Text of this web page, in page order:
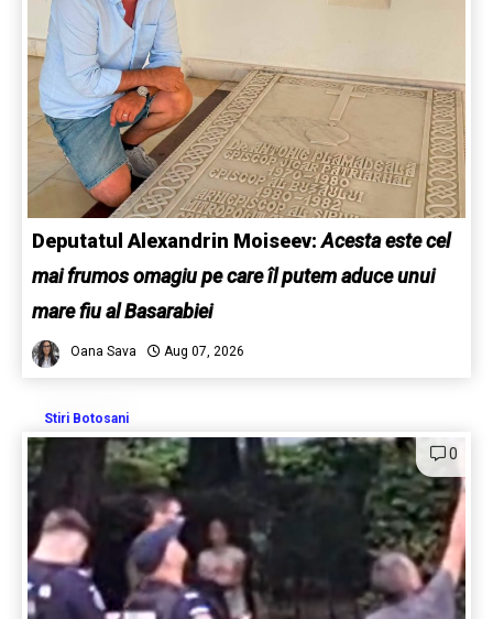
Deputatul Alexandrin Moiseev:Acesta este cel
mai frumos omagiu pe care îl putem aduce unui
mare fiu al Basarabiei
Oana Sava Aug 07, 2026
Stiri Botosani
0